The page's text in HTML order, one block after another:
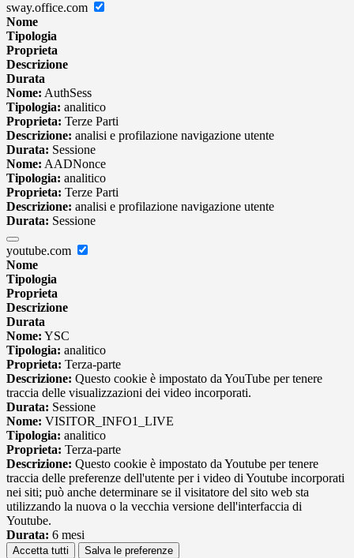
sway.office.com
Nome
Tipologia
Proprieta
Descrizione
Durata
Nome: AuthSess
Tipologia: analitico
Proprieta: Terze Parti
Descrizione: analisi e profilazione navigazione utente
Durata: Sessione
Nome: AADNonce
Tipologia: analitico
Proprieta: Terze Parti
Descrizione: analisi e profilazione navigazione utente
Durata: Sessione
youtube.com
Nome
Tipologia
Proprieta
Descrizione
Durata
Nome: YSC
Tipologia: analitico
Proprieta: Terza-parte
Descrizione: Questo cookie è impostato da YouTube per tenere
traccia delle visualizzazioni dei video incorporati.
Durata: Sessione
Nome: VISITOR_INFO1_LIVE
Tipologia: analitico
Proprieta: Terza-parte
Descrizione: Questo cookie è impostato da Youtube per tenere
traccia delle preferenze dell'utente per i video di Youtube incorporati
nei siti; può anche determinare se il visitatore del sito web sta
utilizzando la nuova o la vecchia versione dell'interfaccia di
Youtube.
Durata: 6 mesi
Accetta tutti Salva le preferenze